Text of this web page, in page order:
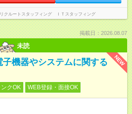
クルートスタッフィング ＩＴスタッフィング
掲載日：2026.08.07
未読
NEW
子機器やシステムに関する
ンクOK WEB登録・面接OK